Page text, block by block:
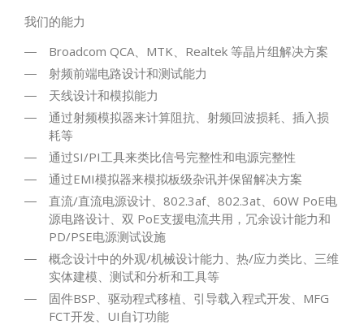
我们的能力
Broadcom QCA、MTK、Realtek 等晶片组解决方案
射频前端电路设计和测试能力
天线设计和模拟能力
通过射频模拟器来计算阻抗、射频回波损耗、插入损
耗等
通过SI/PI工具来类比信号完整性和电源完整性
通过EMI模拟器来模拟板级杂讯并保留解决方案
直流/直流电源设计、802.3af、802.3at、60W PoE电
源电路设计、双 PoE支援电流共用，冗余设计能力和
PD/PSE电源测试设施
概念设计中的外观/机械设计能力、热/应力类比、三维
实体建模、测试和分析和工具等
固件BSP、驱动程式移植、引导载入程式开发、MFG
FCT开发、UI自订功能